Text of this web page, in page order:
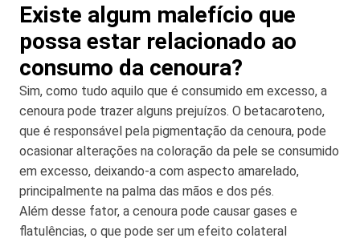
Existe algum malefício que
possa estar relacionado ao
consumo da cenoura?
Sim, como tudo aquilo que é consumido em excesso, a
cenoura pode trazer alguns prejuízos. O betacaroteno,
que é responsável pela pigmentação da cenoura, pode
ocasionar alterações na coloração da pele se consumido
em excesso, deixando-a com aspecto amarelado,
principalmente na palma das mãos e dos pés.
Além desse fator, a cenoura pode causar gases e
flatulências, o que pode ser um efeito colateral